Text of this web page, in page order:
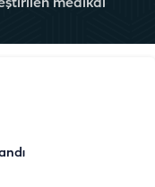
medikal